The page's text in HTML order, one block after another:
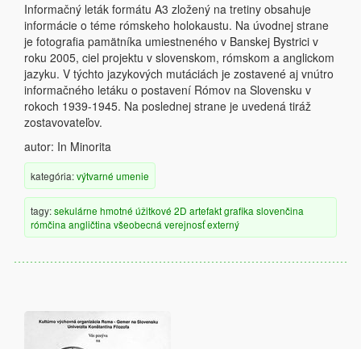
Informačný leták formátu A3 zložený na tretiny obsahuje
informácie o téme rómskeho holokaustu. Na úvodnej strane
je fotografia pamätníka umiestneného v Banskej Bystrici v
roku 2005, ciel projektu v slovenskom, rómskom a anglickom
jazyku. V týchto jazykových mutáciách je zostavené aj vnútro
informačného letáku o postavení Rómov na Slovensku v
rokoch 1939-1945. Na poslednej strane je uvedená tiráž
zostavovateľov.
autor: In Minorita
kategória:výtvarné umenie
tagy:sekulárne hmotné úžitkové 2D artefaktgrafika slovenčina
rómčina angličtina všeobecná verejnosťexterný